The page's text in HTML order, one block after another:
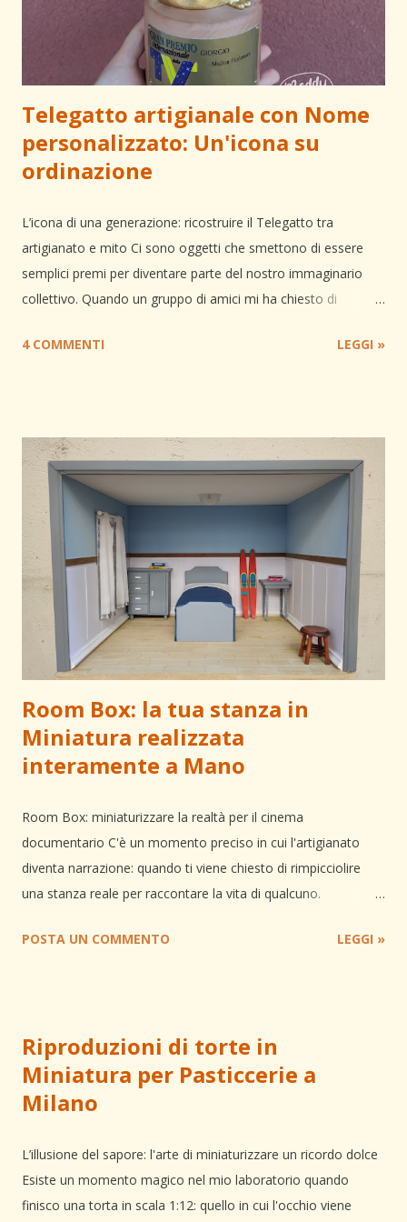
Telegatto artigianale con Nome
personalizzato: Un'icona su
ordinazione
L’icona di una generazione: ricostruire il Telegatto tra
artigianato e mito Ci sono oggetti che smettono di essere
semplici premi per diventare parte del nostro immaginario
collettivo. Quando un gruppo di amici mi ha chiesto di
sfida non era solo tecnica, ma emotiva: dovevo restituire a
simbolo esclusivo. Ogni curva e ogni dettaglio di questa
scultura sono il frutto di una lavorazione paziente e
meticolosa. Ricreare un'icona in scala reale significa
interpretare i volumi e capire come la luce deve scivolare sulle
superfici per non farle sembrare "finte", ma preziose. Dalla
modellazione alla finitura in Foglia d'Oro Per dare vita a
questa scultura, ho selezionato materiali che garantissero
so...
4 COMMENTI LEGGI »
Room Box: la tua stanza in
Miniatura realizzata
interamente a Mano
Room Box: miniaturizzare la realtà per il cinema
documentario C'è un momento preciso in cui l'artigianato
diventa narrazione: quando ti viene chiesto di rimpicciolire
una stanza reale per raccontare la vita di qualcuno.
Milano per la realizzazione di un trailer destinato a un
agli sci appoggiati al muro, doveva trasmettere verità e
vissuto, superando la freddezza della riproduzione
meccanica. Dalla materia al dettaglio: il metodo costruttivo
cercando per ognuno la resa visiva più fedele alla scala reale.
Ho lavorato il legno per la struttura e gli arredi, mentre
elementi più complessi sono stati modellati in resina e rifiniti
POSTA UN COMMENTO LEGGI »
Riproduzioni di torte in
Miniatura per Pasticcerie a
Milano
L’illusione del sapore: l'arte di miniaturizzare un ricordo dolce
Esiste un momento magico nel mio laboratorio quando
finisco una torta in scala 1:12: quello in cui l'occhio viene